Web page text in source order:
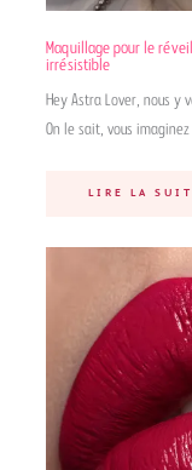
Maquillage pour le
irrésistible
Hey Astra Lover, nous
On le sait, vous
LIRE LA